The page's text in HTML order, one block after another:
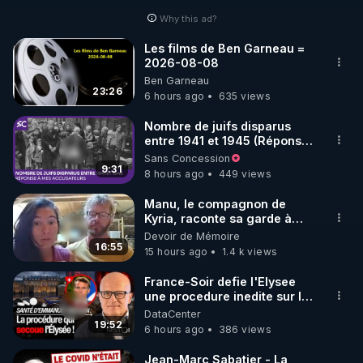
Why this ad?
23:26
Les films de Ben Garneau =
2026-08-08
Ben Garneau
6 hours ago
635 views
9:31
Nombre de juifs disparus
entre 1941 et 1945 (Réponse
à mes accusateurs)
Sans Concession
8 hours ago
449 views
16:55
Manu, le compagnon de
Kyria, raconte sa garde à
vue musclée. PARTAGEZ!
Devoir de Mémoire
15 hours ago
1.4 k views
19:52
France-Soir defie l'Elysee
une procedure inedite sur la
sante du president - Nexus
DataCenter
6 hours ago
386 views
Jean-Marc Sabatier - La